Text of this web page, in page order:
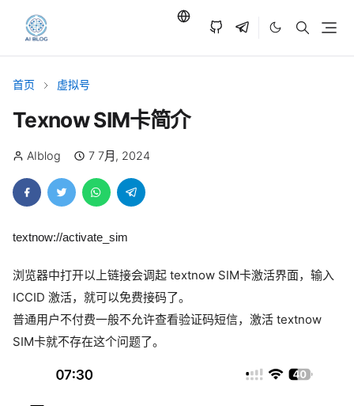
首页 虚拟号
Texnow SIM卡简介
AIblog 7 7月, 2024
textnow://activate_sim
浏览器中打开以上链接会调起 textnow SIM卡激活界面，输入
ICCID 激活，就可以免费接码了。
普通用户不付费一般不允许查看验证码短信，激活 textnow
SIM卡就不存在这个问题了。